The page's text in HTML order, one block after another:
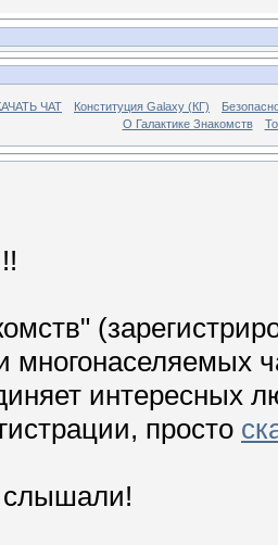
ЧАТ Конституция Galaxy (КГ)
О Галактике Знакомств
интересных
просто
слышали!